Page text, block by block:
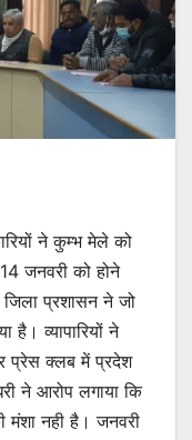
ने कुम्भ मेले को
जनवरी को होने
जिला प्रशासन ने जो
है। व्यापारियों ने
प्रेस क्लब में प्रदेश
ने आरोप लगाया कि
नही है। जनवरी